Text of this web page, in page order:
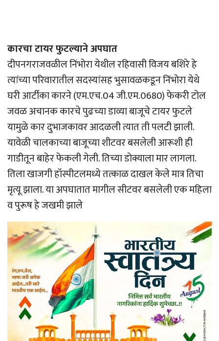
कारचा टायर फुटल्याने अपघात
दीपनगराजवळील निंभोरा येथील रहिवासी विजय बशिरे हे
त्यांच्या परिवारातील सदस्यांसह भुसावळकडून निंभोरा येथे
घरी आर्टीका कारने (एम.एच.04 जी.एम.0680) फेकरी टोल
जवळ अचानक कारचे पुढच्या डाव्या बाजूचे टायर फुटले
यामुळे कार दुभाजकावर आदळली त्यात ती पलटी झाली.
यावेळी चालकाच्या बाजूच्या शीटवर बसलेली आरूशी ही
गाडीतून बाहेर फेकली गेली. तिच्या डोक्याला मार लागला.
तिला खाजगी हॉस्पीटलमध्ये तत्काळ दाखल केले मात्र तिचा
मृत्यू झाला. या अपघातात मागील सीटवर बसलेली एक महिला
व पुरूष हे जखमी झाले